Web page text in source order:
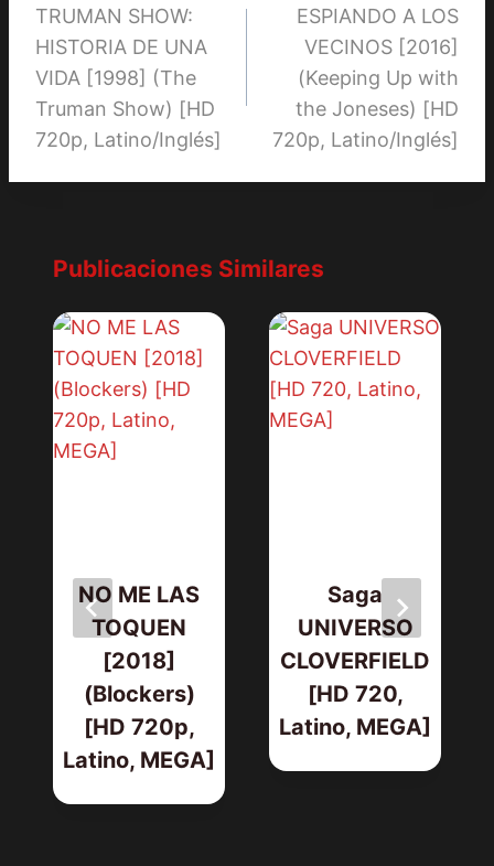
de
entradas
TRUMAN SHOW:
HISTORIA DE UNA
VIDA [1998] (The
Truman Show) [HD
720p, Latino/Inglés]
ESPIANDO A LOS
VECINOS [2016]
(Keeping Up with
the Joneses) [HD
720p, Latino/Inglés]
Publicaciones Similares
NO ME LAS
TOQUEN
[2018]
(Blockers)
[HD 720p,
Latino, MEGA]
Saga
UNIVERSO
CLOVERFIELD
[HD 720,
Latino, MEGA]